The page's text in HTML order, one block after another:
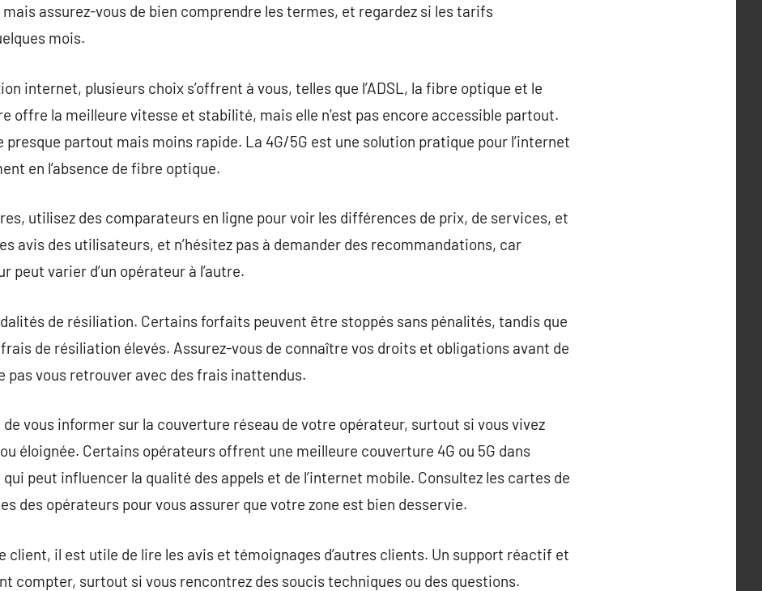
assurez-vous de bien comprendre les termes, et regardez si les tarifs
mois.
internet, plusieurs choix s’offrent à vous, telles que l’ADSL, la fibre optique et le
offre la meilleure vitesse et stabilité, mais elle n’est pas encore accessible partout.
presque partout mais moins rapide. La 4G/5G est une solution pratique pour l’internet
en l’absence de fibre optique.
utilisez des comparateurs en ligne pour voir les différences de prix, de services, et
avis des utilisateurs, et n’hésitez pas à demander des recommandations, car
peut varier d’un opérateur à l’autre.
de résiliation. Certains forfaits peuvent être stoppés sans pénalités, tandis que
de résiliation élevés. Assurez-vous de connaître vos droits et obligations avant de
pas vous retrouver avec des frais inattendus.
vous informer sur la couverture réseau de votre opérateur, surtout si vous vivez
éloignée. Certains opérateurs offrent une meilleure couverture 4G ou 5G dans
peut influencer la qualité des appels et de l’internet mobile. Consultez les cartes de
des opérateurs pour vous assurer que votre zone est bien desservie.
client, il est utile de lire les avis et témoignages d’autres clients. Un support réactif et
compter, surtout si vous rencontrez des soucis techniques ou des questions.